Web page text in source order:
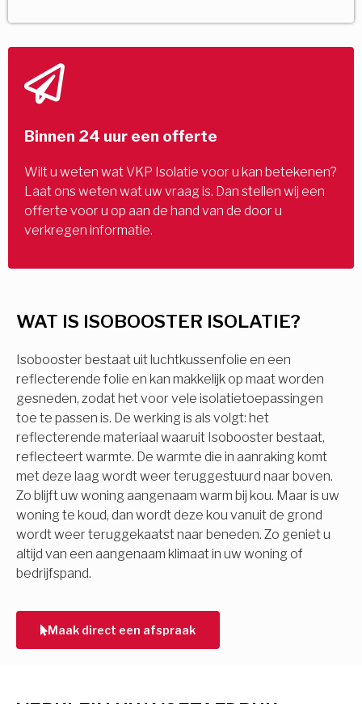
WAT IS ISOBOOSTER ISOLATIE?
Isobooster bestaat uit luchtkussenfolie en een
reflecterende folie en kan makkelijk op maat worden
gesneden, zodat het voor vele isolatietoepassingen
toe te passen is. De werking is als volgt: het
reflecterende materiaal waaruit Isobooster bestaat,
reflecteert warmte. De warmte die in aanraking komt
met deze laag wordt weer teruggestuurd naar boven.
Zo blijft uw woning aangenaam warm bij kou. Maar is uw
woning te koud, dan wordt deze kou vanuit de grond
wordt weer teruggekaatst naar beneden. Zo geniet u
altijd van een aangenaam klimaat in uw woning of
bedrijfspand.
Maak direct een afspraak
Binnen 24 uur een offerte
Wilt u weten wat VKP Isolatie voor u kan betekenen?
Laat ons weten wat uw vraag is. Dan stellen wij een
offerte voor u op aan de hand van de door u
verkregen informatie.